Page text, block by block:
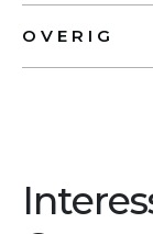
OVERIG